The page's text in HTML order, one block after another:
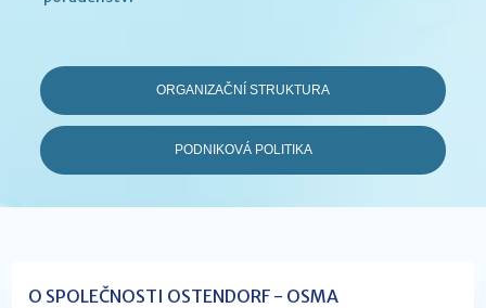
ORGANIZAČNÍ STRUKTURA
PODNIKOVÁ POLITIKA
O SPOLEČNOSTI OSTENDORF - OSMA